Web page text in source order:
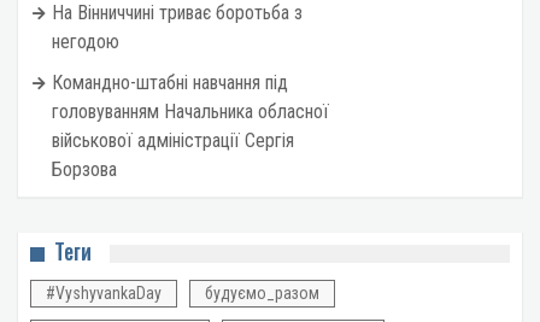
На Вінниччині триває боротьба з
негодою
Командно-штабні навчання під
головуванням Начальника обласної
військової адміністрації Сергія
Борзова
Теги
#VyshyvankaDay будуємо_разом